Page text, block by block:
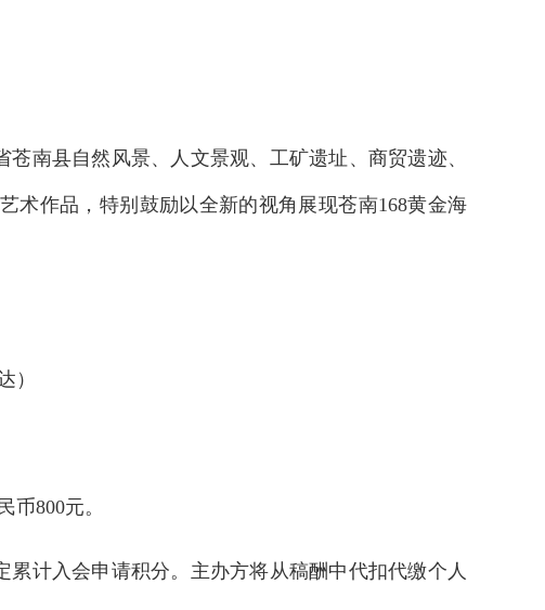
南县自然风景、人文景观、工矿遗址、商贸遗迹、
术作品，特别鼓励以全新的视角展现苍南168黄金海
）
币800元。
计入会申请积分。主办方将从稿酬中代扣代缴个人